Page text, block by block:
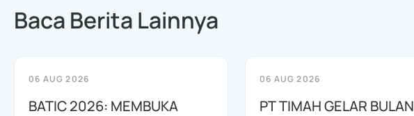
Baca Berita Lainnya
06 AUG 2026
BATIC 2026: MEMBUKA
06 AUG 2026
PT TIMAH GELAR BULAN